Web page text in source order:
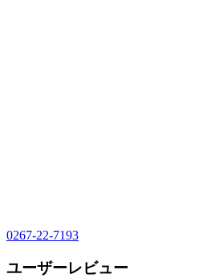
0267-22-7193
ユーザーレビュー